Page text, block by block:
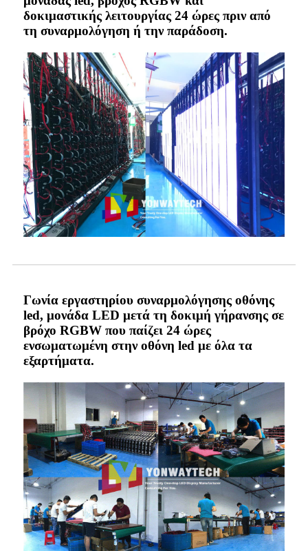
δοκιμαστικής λειτουργίας 24 ώρες πριν από
τη συναρμολόγηση ή την παράδοση.
Γωνία εργαστηρίου συναρμολόγησης οθόνης
led, μονάδα LED μετά τη δοκιμή γήρανσης σε
βρόχο RGBW που παίζει 24 ώρες
ενσωματωμένη στην οθόνη led με όλα τα
εξαρτήματα.